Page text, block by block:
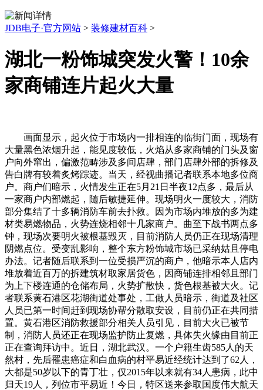
JDB电子·官方网站 > 装修建材百科 >
湖北一粉饰城突发火警！10余
家商铺连片起火大量
画面显示，起火位于市场内一排相连的临街门面，现场有
大量黑色浓烟升起，能见度较低，火焰从多家商铺的门头及窗
户向外窜出，偏激范畴涉及多间店肆，部门店肆外部的拆修及
告白牌有较着炙烤踪迹。当天，经视曲播记者联系本地多位商
户。商户们暗示，火情发生正在5月21日半夜12点多，最后从
一家商户内部燃起，随后敏捷延伸。现场明火一度较大，消防
部分集结了十多辆消防车前去扑救。因为市场内堆放的多为建
材类易燃物品，火势连烧相邻十几家商户。曲至下战书两点多
钟，现场次要明火被根基毁灭，目前消防人员仍正在现场清理
阴燃点位。受变乱影响，整个东方粉饰城市场已采纳姑且停电
办法。记者随后联系到一位受损严沉的商户，他暗示本人店内
堆放着近百万的拆建筑材取家居货色，因商铺连排相邻且部门
为上下楼连通的仓储布局，火势扩散快，货色根基被大火。记
者联系黄石港区花湖街道处事处，工做人员暗示，街道及社区
人员已第一时间赶到现场协帮分散取安设，目前仍正在共同措
置。黄石港区消防救援部分相关人员引见，目前大火已被节
制，消防人员还正在现场监护防止复燃，具体失火缘由目前正
正在查询拜访中。近日，湖北武汉。一个户籍生齿585人的天
然村，先后罹患癌症和白血病的村平易近经统计达到了62人，
大都是50岁以下的青丁壮，仅2015年以来就有34人患病，此中
归天19人，列位市平易近！今日，特区送来参取国度伟大航天